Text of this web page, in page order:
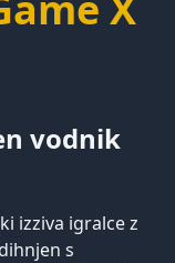
vodnik
izziva igralce z
s